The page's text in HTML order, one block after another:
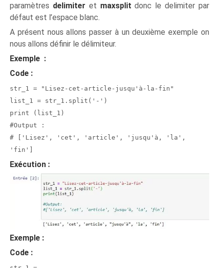
paramètres delimiter et maxsplit donc le delimiter par
défaut est l’espace blanc.
A présent nous allons passer à un deuxième exemple on
nous allons définir le délimiteur.
Exemple :
Code :
str_1 = "Lisez-cet-article-jusqu'à-la-fin"
list_1 = str_1.split('-')
print (list_1)
#Output :
# ['Lisez', 'cet', 'article', 'jusqu'à, 'la',
'fin']
Exécution :
Exemple :
Code :